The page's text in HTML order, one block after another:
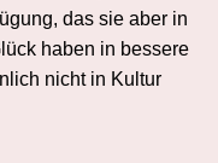
das sie aber in
haben in bessere
nicht in Kultur